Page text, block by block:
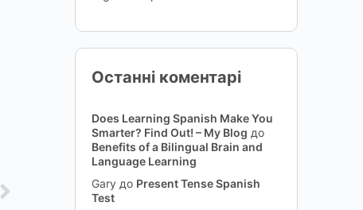
Останні коментарі
Does Learning Spanish Make You
Smarter? Find Out! – My Blog до
Benefits of a Bilingual Brain and
Language Learning
Gary до Present Tense Spanish
Test